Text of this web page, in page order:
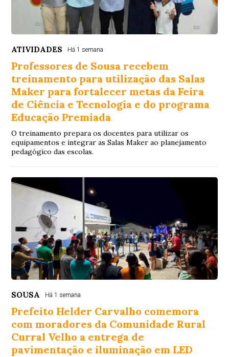
ATIVIDADES Há 1 semana
Professores de Sousa recebem
treinamento para utilização das Salas
Maker para fortalecer metas da Feira
de Ciência e Tecnologia e do programa
Educação Premiada
O treinamento prepara os docentes para utilizar os
equipamentos e integrar as Salas Maker ao planejamento
pedagógico das escolas.
SOUSA Há 1 semana
Prefeito Helder Carvalho comemora
com moradores da Comunidade Rural
Curral Velho a entrega de
pavimentação e iluminação em LED